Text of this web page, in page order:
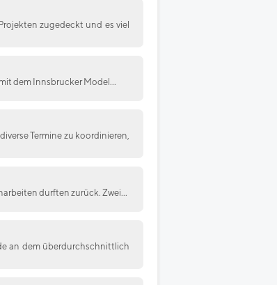
zugedeckt und es viel
dem Innsbrucker Model...
Termine zu koordinieren,
durften zurück. Zwei...
an dem überdurchschnittlich